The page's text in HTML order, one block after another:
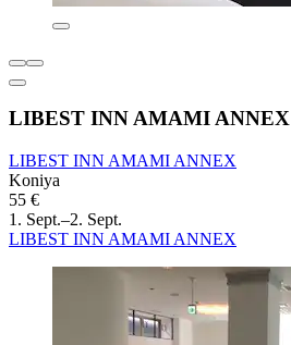
LIBEST INN AMAMI ANNEX
LIBEST INN AMAMI ANNEX
Koniya
55 €
1. Sept.–2. Sept.
LIBEST INN AMAMI ANNEX